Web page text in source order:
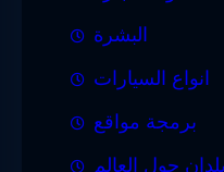
البشرة
انواع السيارات
برمجة مواقع
بلدان حول العالم